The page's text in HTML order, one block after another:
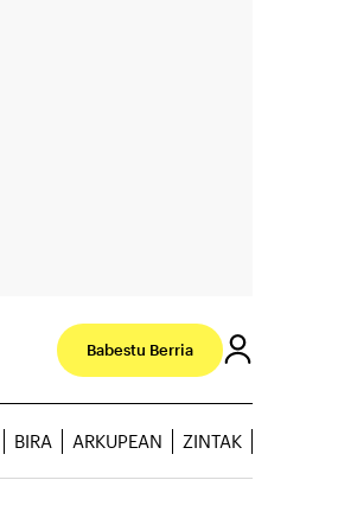
Babestu Berria
BIRA ARKUPEAN ZINTAK